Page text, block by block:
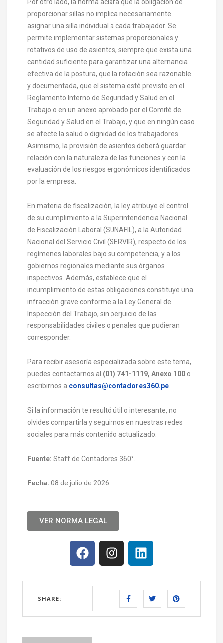
Por otro lado, la norma aclara que la obligación de
proporcionar sillas no implica necesariamente
asignar una silla individual a cada trabajador. Se
permite implementar sistemas proporcionales y
rotativos de uso de asientos, siempre que exista una
cantidad suficiente para garantizar una alternancia
efectiva de la postura, que la rotación sea razonable
y documentada, que el sistema esté previsto en el
Reglamento Interno de Seguridad y Salud en el
Trabajo o en un anexo aprobado por el Comité de
Seguridad y Salud en el Trabajo, y que en ningún caso
se afecte la salud o dignidad de los trabajadores.
Asimismo, la provisión de asientos deberá guardar
relación con la naturaleza de las funciones y con la
evaluación de los riesgos ergonómicos identificados
por la empresa.
En materia de fiscalización, la ley atribuye el control
de su cumplimiento a la Superintendencia Nacional
de Fiscalización Laboral (SUNAFIL), a la Autoridad
Nacional del Servicio Civil (SERVIR), respecto de los
regímenes laborales bajo su competencia, y a los
gobiernos regionales mediante sus órganos
inspectivos. Además, establece que el
incumplimiento de estas obligaciones constituye una
infracción grave conforme a la Ley General de
Inspección del Trabajo, sin perjuicio de las
responsabilidades civiles o penales que pudieran
corresponder.
Para recibir asesoría especializada sobre este tema,
puedes contactarnos al (01) 741-1119, Anexo 100 o
escribirnos a consultas@contadores360.pe
Si la información te resultó útil o interesante, no
olvides compartirla y seguirnos en nuestras redes
sociales para más contenido actualizado.
Fuente: Staff de Contadores 360°.
Fecha: 08 de julio de 2026.
VER NORMA LEGAL
SHARE: